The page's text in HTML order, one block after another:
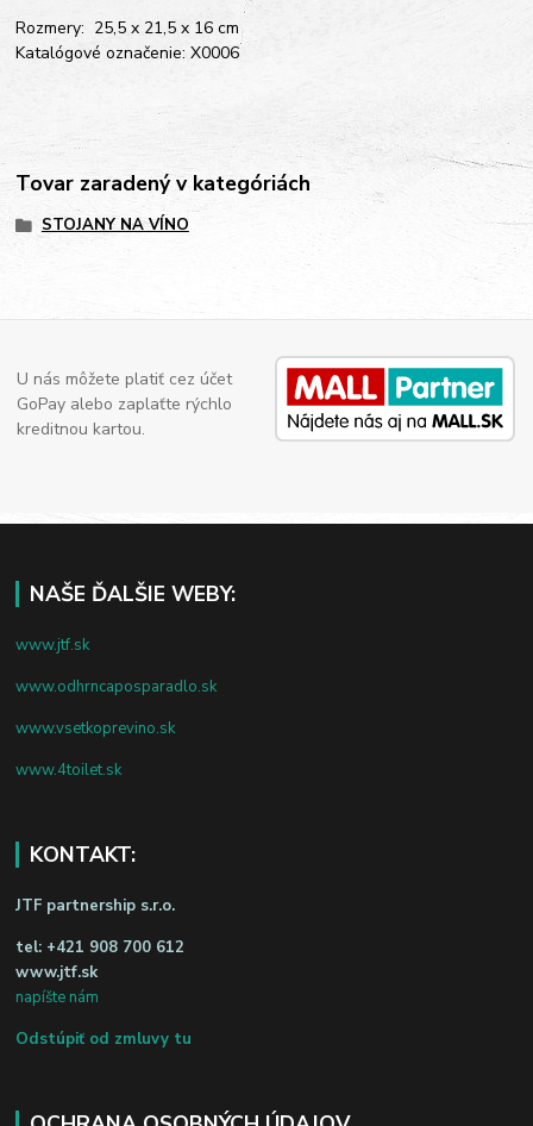
Rozmery: 25,5 x 21,5 x 16 cm
Katalógové označenie: X0006
Tovar zaradený v kategóriách
STOJANY NA VÍNO
U nás môžete platiť cez účet
GoPay alebo zaplaťte rýchlo
kreditnou kartou.
NAŠE ĎALŠIE WEBY:
www.jtf.sk
www.odhrncaposparadlo.sk
www.vsetkoprevino.sk
www.4toilet.sk
KONTAKT:
JTF partnership s.r.o.
tel: +421 908 700 612
www.jtf.sk
napíšte nám
Odstúpiť od zmluvy tu